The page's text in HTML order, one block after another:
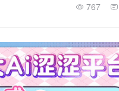
767